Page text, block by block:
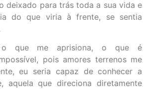
deixado para trás toda a sua vida e
do que viria à frente, se sentia
que me aprisiona, o que é
pois amores terrenos me
eu seria capaz de conhecer a
aquela que direciona diretamente